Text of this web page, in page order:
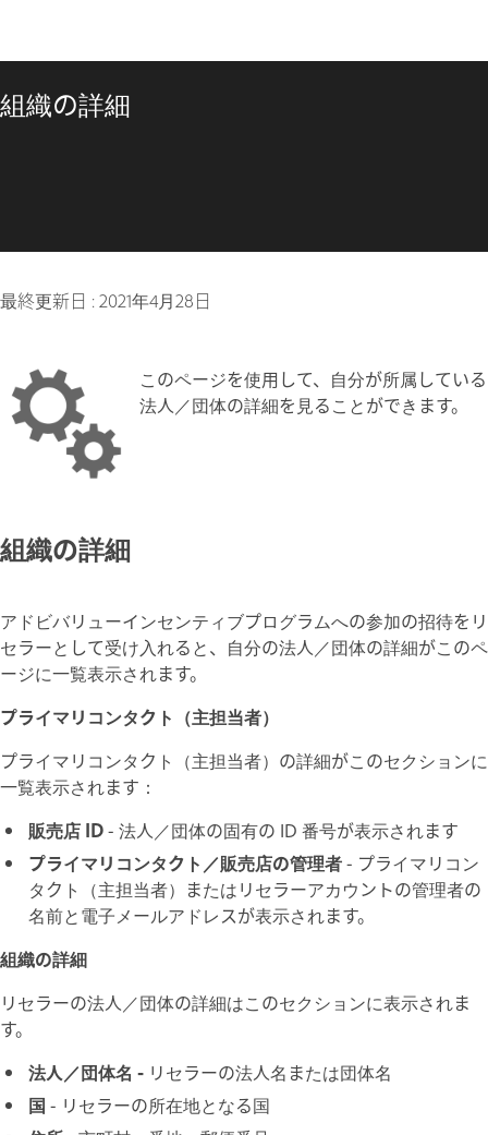
組織の詳細
最終更新日 :2021年4月28日
このページを使用して、自分が所属している
法人／団体の詳細を見ることができます。
組織の詳細
アドビバリューインセンティブプログラムへの参加の招待をリ
セラーとして受け入れると、自分の法人／団体の詳細がこのペ
ージに一覧表示されます。
プライマリコンタクト（主担当者）
プライマリコンタクト（主担当者）の詳細がこのセクションに
一覧表示されます：
販売店 ID- 法人／団体の固有の ID 番号が表示されます
プライマリコンタクト／販売店の管理者- プライマリコン
タクト（主担当者）またはリセラーアカウントの管理者の
名前と電子メールアドレスが表示されます。
組織の詳細
リセラーの法人／団体の詳細はこのセクションに表示されま
す。
法人／団体名 - リセラーの法人名または団体名
国 - リセラーの所在地となる国